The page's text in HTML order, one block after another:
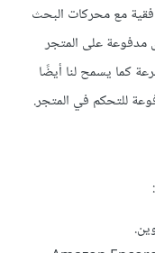
مع محركات البحث
مدفوعة على المتجر
كما يسمح لنا أيضًا
للتحكم في المتجر.